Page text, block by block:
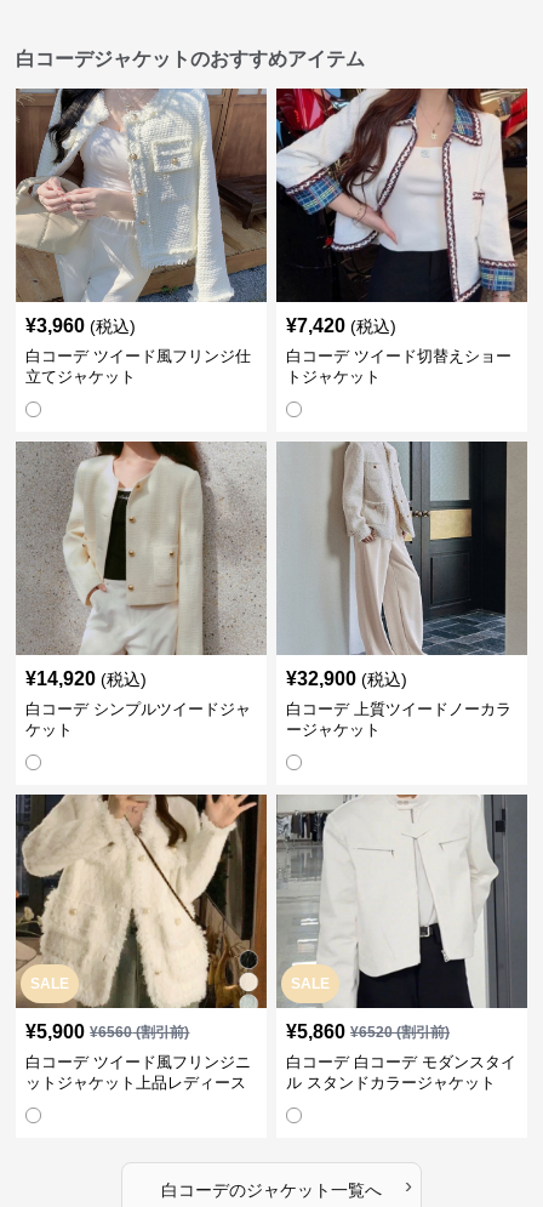
白コーデジャケットのおすすめアイテム
¥3,960 (税込)
白コーデ ツイード風フリンジ仕
立てジャケット
¥7,420 (税込)
白コーデ ツイード切替えショー
トジャケット
¥14,920 (税込)
白コーデ シンプルツイードジャ
ケット
¥32,900 (税込)
白コーデ 上質ツイードノーカラ
ージャケット
SALE
¥5,900 ¥6560(割引前)
白コーデ ツイード風フリンジニ
ットジャケット上品レディース
SALE
¥5,860 ¥6520(割引前)
白コーデ 白コーデ モダンスタイ
ル スタンドカラージャケット
白コーデのジャケット一覧へ ›